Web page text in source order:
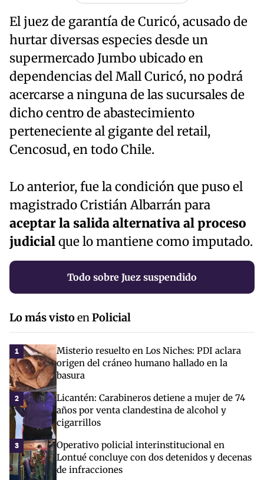
El juez de garantía de Curicó, acusado de
hurtar diversas especies desde un
supermercado Jumbo ubicado en
dependencias del Mall Curicó, no podrá
acercarse a ninguna de las sucursales de
dicho centro de abastecimiento
perteneciente al gigante del retail,
Cencosud, en todo Chile.
Lo anterior, fue la condición que puso el
magistrado Cristián Albarrán para
aceptar la salida alternativa al proceso
judicialque lo mantiene como imputado.
Todo sobre Juez suspendido
Lo más vistoenPolicial
1
Misterio resuelto en Los Niches: PDI aclara
origen del cráneo humano hallado en la
basura
2
Licantén: Carabineros detiene a mujer de 74
años por venta clandestina de alcohol y
cigarrillos
3
Operativo policial interinstitucional en
Lontué concluye con dos detenidos y decenas
de infracciones